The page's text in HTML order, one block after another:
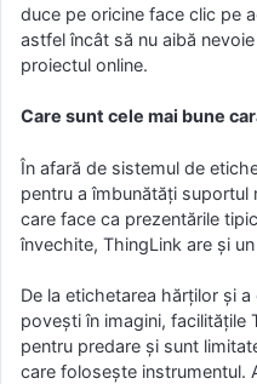
duce pe oricine face clic pe
astfel încât să nu aibă
proiectul online.
Care sunt cele mai bune
În afară de sistemul de
pentru a îmbunătăți suportul
care face ca prezentările
învechite, ThingLink are și
De la etichetarea hărților și
povești în imagini, facilitățile
pentru predare și sunt
care folosește instrumentul.